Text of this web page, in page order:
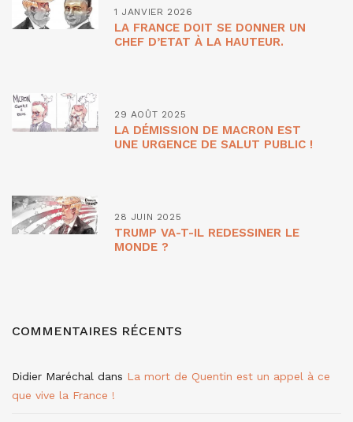
1 JANVIER 2026
LA FRANCE DOIT SE DONNER UN
CHEF D’ETAT À LA HAUTEUR.
29 AOÛT 2025
LA DÉMISSION DE MACRON EST
UNE URGENCE DE SALUT PUBLIC !
28 JUIN 2025
TRUMP VA-T-IL REDESSINER LE
MONDE ?
COMMENTAIRES RÉCENTS
Didier Maréchal dans La mort de Quentin est un appel à ce
que vive la France !